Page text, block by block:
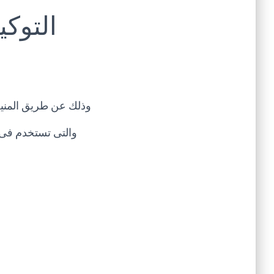
وذلك عن طريق
والتى تستخدم